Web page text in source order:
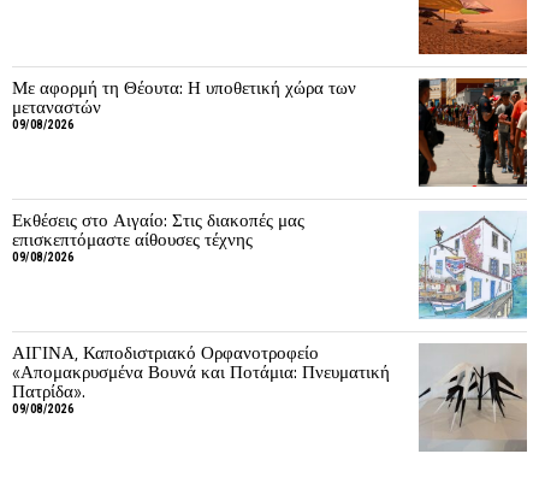
Με αφορμή τη Θέουτα: Η υποθετική χώρα των
μεταναστών
09/08/2026
Εκθέσεις στο Αιγαίο: Στις διακοπές μας
επισκεπτόμαστε αίθουσες τέχνης
09/08/2026
ΑΙΓΙΝΑ, Καποδιστριακό Ορφανοτροφείο
«Απομακρυσμένα Βουνά και Ποτάμια: Πνευματική
Πατρίδα».
09/08/2026